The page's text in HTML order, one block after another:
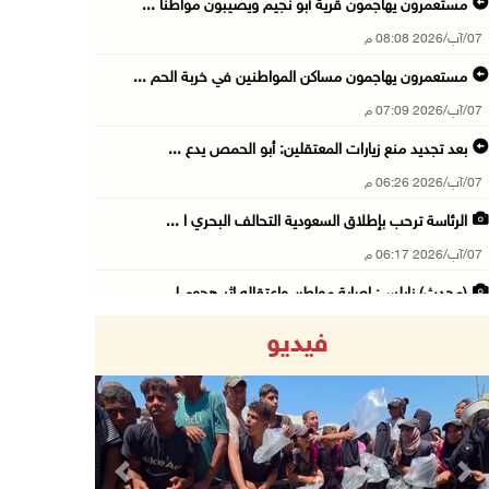
مستعمرون يهاجمون قرية أبو نجيم ويصيبون مواطنا ...
07/آب/2026 08:08 م
مستعمرون يهاجمون مساكن المواطنين في خربة الحم ...
07/آب/2026 07:09 م
بعد تجديد منع زيارات المعتقلين: أبو الحمص يدع ...
07/آب/2026 06:26 م
الرئاسة ترحب بإطلاق السعودية التحالف البحري ا ...
07/آب/2026 06:17 م
(محدث) نابلس: إصابة مواطن واعتقاله إثر هجوم ل ...
07/آب/2026 05:25 م
3 إصابات إثر تعرضهم للطعن في الطيبة داخل أراض ...
07/آب/2026 04:57 م
فيديو
Previous Next